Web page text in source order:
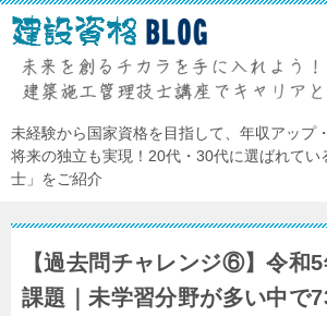
未経験から国家資格を目指して、年収アップ
将来の独立も実現！20代・30代に選ばれてい
士」をご紹介
【過去問チャレンジ⑥】令和
課題｜未学習分野が多い中で